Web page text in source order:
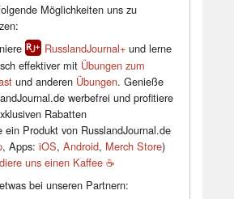
Möglichkeiten uns zu
RusslandJournal+und lerne
effektiver mit Übungen zum
und anderen Übungen. Genieße
werbefrei und profitiere
Rabatten
ein Produkt von RusslandJournal.de
, Apps: iOS, Android, Merch Store)
uns einen Kaffee ☕️
bei unseren Partnern: